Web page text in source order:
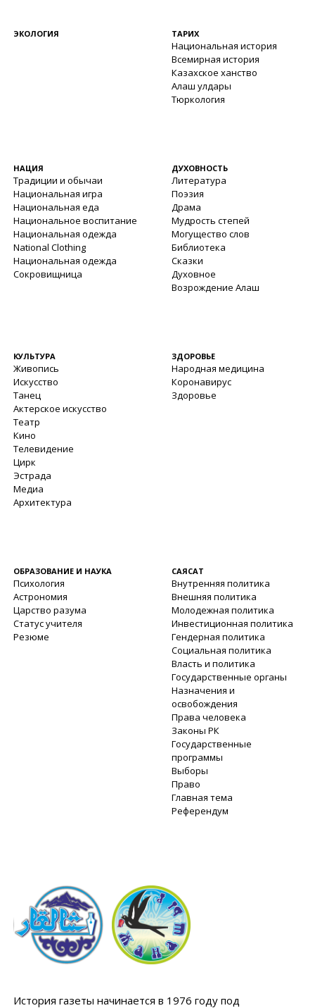
ЭКОЛОГИЯ ТАРИХ
Национальная история
Всемирная история
Казахское ханство
Алаш улдары
Тюркология
НАЦИЯ
Традиции и обычаи
Национальная игра
Национальная еда
Национальное воспитание
Национальная одежда
National Clothing
Национальная одежда
Сокровищница
ДУХОВНОСТЬ
Литература
Поэзия
Драма
Мудрость степей
Могущество слов
Библиотека
Сказки
Духовное
Возрождение Алаш
КУЛЬТУРА
Живопись
Искусство
Танец
Актерское искусство
Театр
Кино
Телевидение
Цирк
Эстрада
Медиа
Архитектура
ЗДОРОВЬЕ
Народная медицина
Коронавирус
Здоровье
ОБРАЗОВАНИЕ И НАУКА
Психология
Астрономия
Царство разума
Статус учителя
Резюме
САЯСАТ
Внутренняя политика
Внешняя политика
Молодежная политика
Инвестиционная политика
Гендерная политика
Социальная политика
Власть и политика
Государственные органы
Назначения и
освобождения
Права человека
Законы РК
Государственные
программы
Выборы
Право
Главная тема
Референдум
История газеты начинается в 1976 году под